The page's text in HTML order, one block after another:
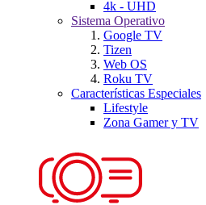
4k - UHD
Sistema Operativo
Google TV
Tizen
Web OS
Roku TV
Características Especiales
Lifestyle
Zona Gamer y TV